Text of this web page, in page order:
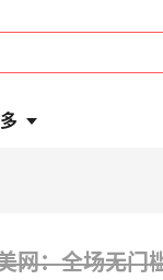
网：全场无门